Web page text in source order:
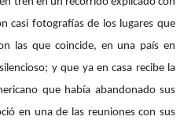
casi fotografías de los lugares que
las que coincide, en una país en
y que ya en casa recibe la
que había abandonado sus
en una de las reuniones con sus